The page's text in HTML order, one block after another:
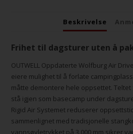
Beskrivelse
Frihet til dagsturer uten å
OUTWELL Oppdaterte Wolfburg Air
eiere mulighet til å forlate
måtte demontere hele oppsettet.
stå igjen som basecamp under
Rigid Air Systemet reduserer
sammenlignet med tradisjonelle
vannsøyletrykket på 3.000 mm sikrer